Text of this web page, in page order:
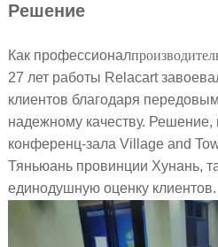
Решение
Как профессионал
27 лет работы Relacart
клиентов благодаря
надежному качеству.
конференц-зала Village and
Тяньюань провинции Хунань,
единодушную оценку клиентов.